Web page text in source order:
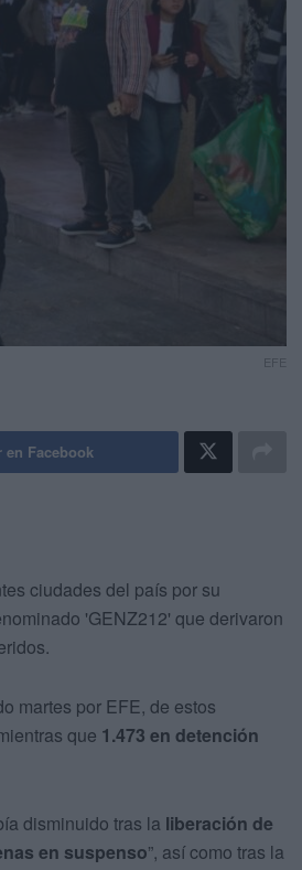
EFE
en Facebook
ciudades del país por su
'GENZ212' que derivaron
martes por EFE, de estos
que 1.473 en detención
disminuido tras la liberación de
en suspenso”, así como tras la